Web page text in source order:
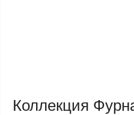
Коллекция